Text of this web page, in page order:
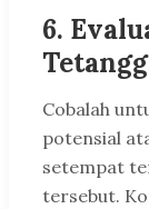
6.
Cobalah
potensial
setempat
tersebut.